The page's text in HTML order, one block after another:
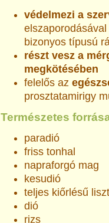
védelmezi a
bizonyos típusú
részt vesz a
megkötésében
felelős az
prosztatamirigy
Természetes
paradió
friss tonhal
napraforgó mag
kesudió
teljes kiőrlésű
dió
rizs